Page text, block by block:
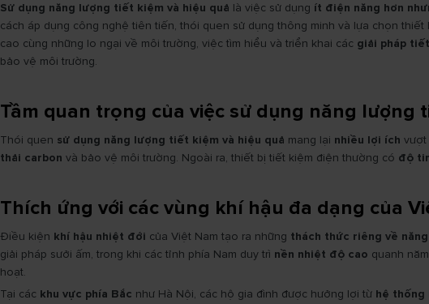
Sử dụng năng lượng tiết kiệm và hiệu quả là việc sử dụng ít điện năng hơn
cách áp dụng công nghệ tiên tiến, thói quen sử dụng thông minh và lựa chọn
cao cùng những lo ngại về môi trường, việc tìm hiểu và triển khai các giải pháp
bảo vệ môi trường.
Tầm quan trọng của việc sử dụng năng lượng
Thói quen sử dụng năng lượng tiết kiệm và hiệu quả mang lại nhiều lợi ích vượt
thải carbon và bảo vệ môi trường. Ngoài ra, thiết bị tiết kiệm điện thường có độ
Thích ứng với các vùng khí hậu đa dạng của
Điều kiện khí hậu nhiệt đới của Việt Nam tạo ra những thách thức riêng về
giải pháp sưởi ấm, trong khi các tỉnh phía Nam duy trì nền nhiệt độ cao quanh
hoạt.
Tại các khu vực phía Bắc như Hà Nội, các hộ gia đình được hưởng lợi từ hệ thống